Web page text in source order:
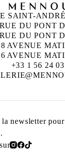
SAINT-
DU PONT
DU PONT
AVENUE
AVENUE
+33 1 56 24
newsletter